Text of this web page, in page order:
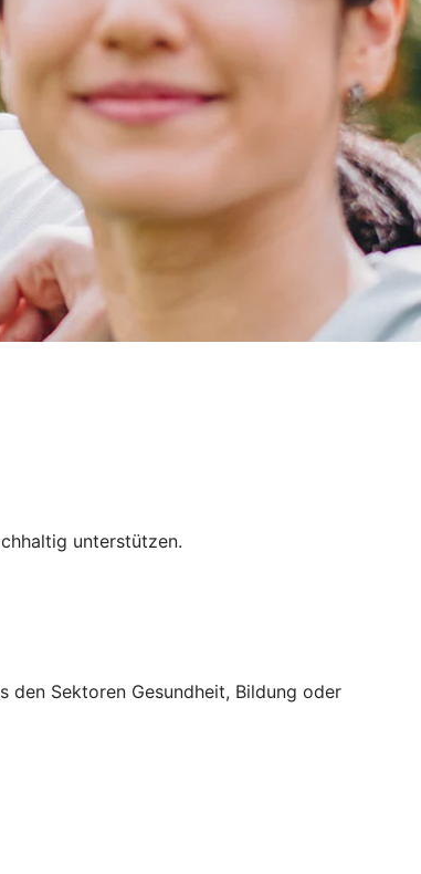
unterstützen.
den Sektoren Gesundheit, Bildung oder